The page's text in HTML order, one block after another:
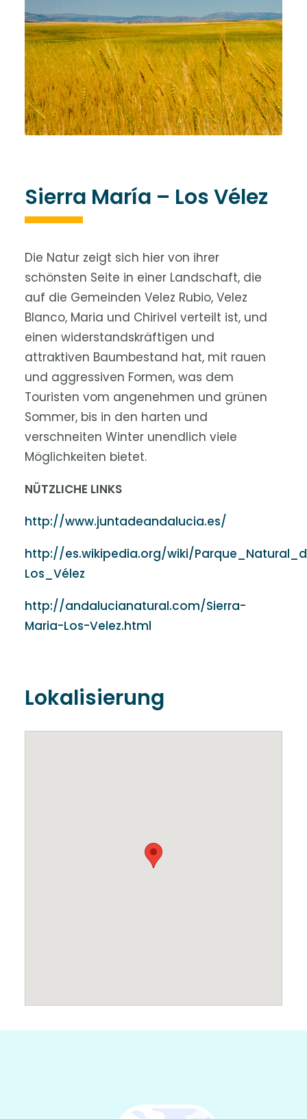
Sierra María – Los Vélez
Die Natur zeigt sich hier von ihrer
schönsten Seite in einer Landschaft, die
auf die Gemeinden Velez Rubio, Velez
Blanco, Maria und Chirivel verteilt ist, und
einen widerstandskräftigen und
attraktiven Baumbestand hat, mit rauen
und aggressiven Formen, was dem
Touristen vom angenehmen und grünen
Sommer, bis in den harten und
verschneiten Winter unendlich viele
Möglichkeiten bietet.
NÜTZLICHE LINKS
http://www.juntadeandalucia.es/
http://es.wikipedia.org/wiki/
Los_Vélez
http://andalucianatural.com/Sierra-
Maria-Los-Velez.html
Lokalisierung